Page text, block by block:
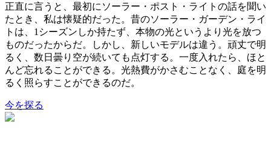
正直に言うと、最初にソーラー・ポスト・ライトの話を聞い
たとき、私は懐疑的だった。昔のソーラー・ガーデン・ライ
トは、1シーズンしか持たず、本物の光というより光を放つ
ものだったからだ。しかし、新しいモデルは違う。頑丈で明
るく、数日曇り空が続いても点灯する。一度入れたら、ほと
んど忘れることができる。光熱費がかさむことなく、庭を明
るく照らすことができるのだ。
今を探る